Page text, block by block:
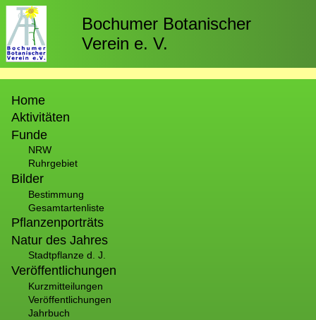
Direkt
zum
Inhalt
Bochumer Botanischer
Verein e. V.
Home
Aktivitäten
Funde
NRW
Ruhrgebiet
Bilder
Bestimmung
Gesamtartenliste
Pflanzenporträts
Natur des Jahres
Stadtpflanze d. J.
Veröffentlichungen
Kurzmitteilungen
Veröffentlichungen
Jahrbuch